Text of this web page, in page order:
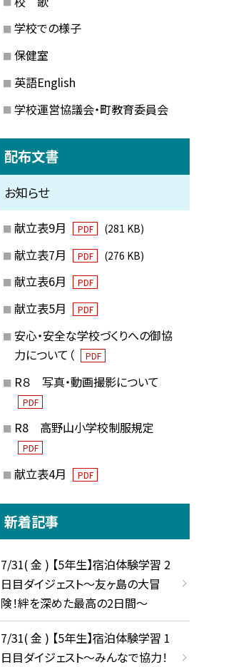
学校での様子
保健室
英語English
学校運営協議会・町教育委員会
配布文書
お知らせ
献立表9月 PDF (281 KB)
献立表7月 PDF (276 KB)
献立表6月 PDF
献立表5月 PDF
安心・安全な学校づくりへの御協
力について（
PDF
R８ 写真・動画撮影について
PDF
R8 高野山小学校制服規定
PDF
献立表4月 PDF
新着記事
7/31( 金 ) 【5年生】宿泊体験学習 2
日目ダイジェスト〜友ヶ島の大冒
険！絆を深めた最高の2日間〜
7/31( 金 ) 【5年生】宿泊体験学習 1
日目ダイジェスト〜みんなで協力！